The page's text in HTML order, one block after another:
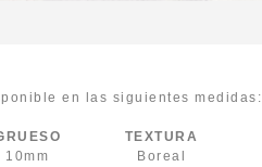
en las siguientes medidas:
TEXTURA
10mm Boreal